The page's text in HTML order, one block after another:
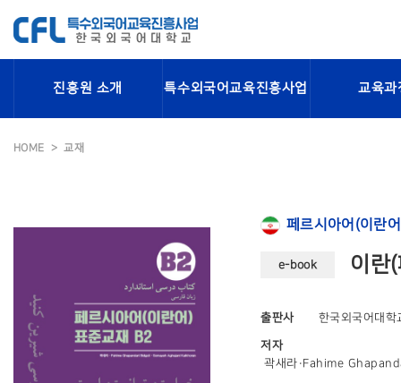
진흥원 소개 특수외국어교육진흥사업 교육과
HOME 교재
페르시아어(이란
e-book 이란
출판사 한국외국어대학
저자
곽새라·Fahime